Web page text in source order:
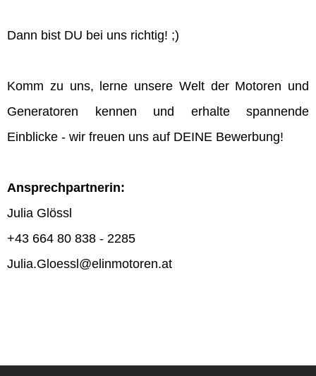
Dann bist DU bei uns richtig! ;)
Komm zu uns, lerne unsere Welt der Motoren und
Generatoren kennen und erhalte spannende
Einblicke - wir freuen uns auf DEINE Bewerbung!
Ansprechpartnerin:
Julia Glössl
+43 664 80 838 - 2285
Julia.Gloessl@elinmotoren.at